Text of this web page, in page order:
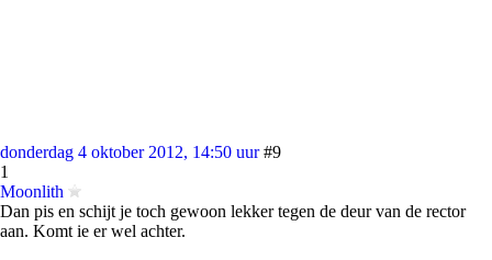
donderdag 4 oktober 2012, 14:50 uur #9
1
Moonlith
Dan pis en schijt je toch gewoon lekker tegen de deur van de rector
aan. Komt ie er wel achter.